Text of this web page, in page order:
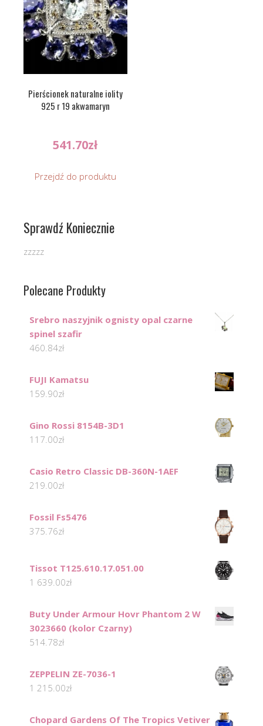
Pierścionek naturalne iolity
925 r 19 akwamaryn
541.70zł
Przejdź do produktu
Sprawdź Koniecznie
zzzzz
Polecane Produkty
Srebro naszyjnik ognisty opal czarne
spinel szafir
460.84zł
FUJI Kamatsu
159.90zł
Gino Rossi 8154B-3D1
117.00zł
Casio Retro Classic DB-360N-1AEF
219.00zł
Fossil Fs5476
375.76zł
Tissot T125.610.17.051.00
1 639.00zł
Buty Under Armour Hovr Phantom 2 W
3023660 (kolor Czarny)
514.78zł
ZEPPELIN ZE-7036-1
1 215.00zł
Chopard Gardens Of The Tropics Vetiver